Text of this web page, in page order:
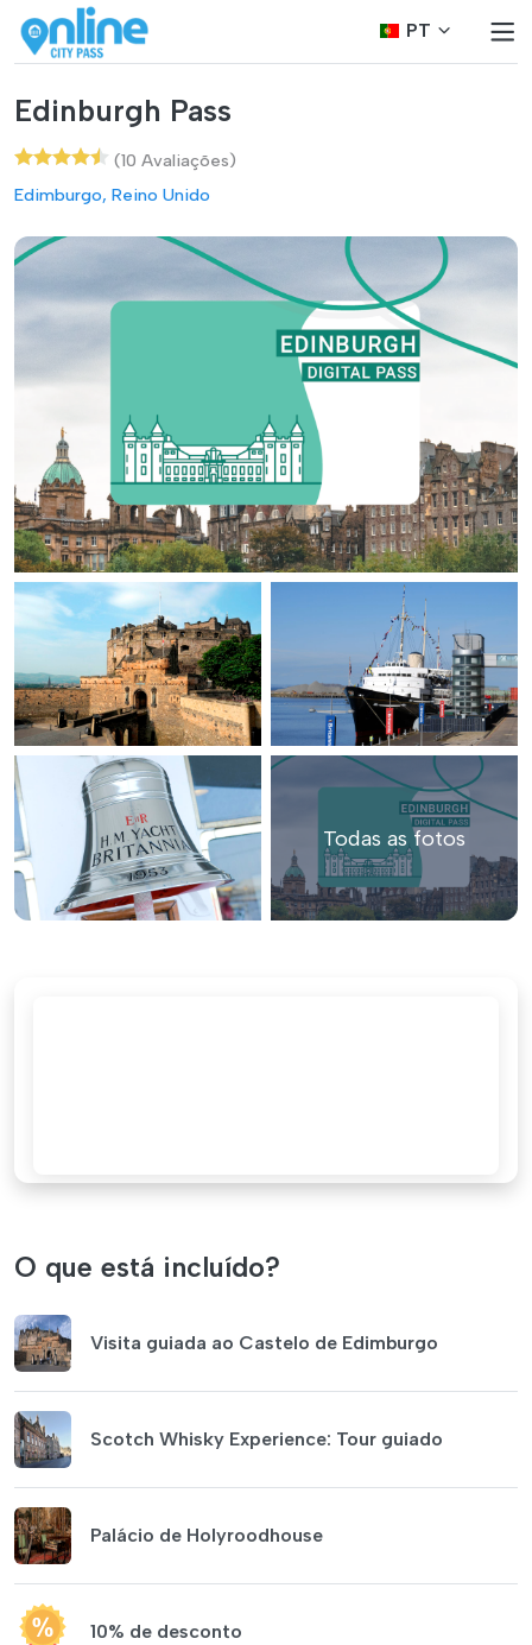
PT
Edinburgh Pass
(10 Avaliações)
Edimburgo, Reino Unido
Todas as fotos
O que está incluído?
Visita guiada ao Castelo de Edimburgo
Scotch Whisky Experience: Tour guiado
Palácio de Holyroodhouse
10% de desconto